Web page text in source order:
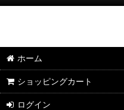
2026年6月DMワイン
2026年5月DMワイン
ホーム
ショッピングカート
ログイン